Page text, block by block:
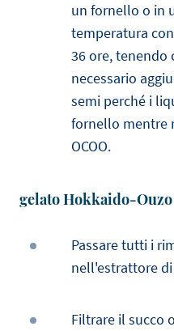
un fornello o in
temperatura
36 ore, tenendo
necessario
semi perché i
fornello mentre
OCOO.
gelato Hokkaido-Ouzo
Passare tutti i
nell'estrattore
Filtrare il succo